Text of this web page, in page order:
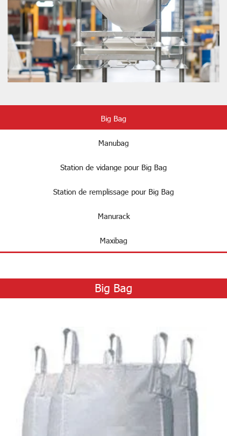
Big Bag
Manubag
Station de vidange pour Big Bag
Station de remplissage pour Big Bag
Manurack
Maxibag
Big Bag